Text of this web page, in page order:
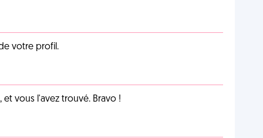
votre profil.
vous l'avez trouvé. Bravo !